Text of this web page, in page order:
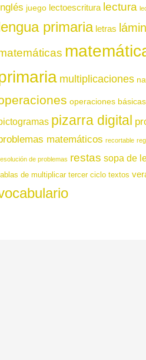
juego lectoescritura lectura
primaria letras
multiplicaciones
operaciones básicas
pizarra digital
matemáticos recortable
de problemas restas sopa de
de multiplicar tercer ciclo textos